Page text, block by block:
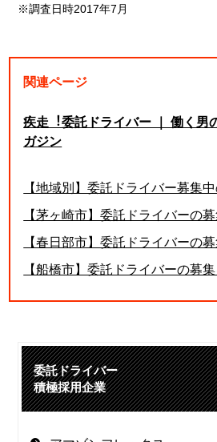
※調査日時2017年7月
関連ページ
疾走︕委託ドライバー ｜ 働く男
ガジン
【地域別】委託ドライバー募集
【茅ヶ崎市】委託ドライバーの
【春日部市】委託ドライバーの
【船橋市】委託ドライバーの募
委託ドライバー
積極採用企業